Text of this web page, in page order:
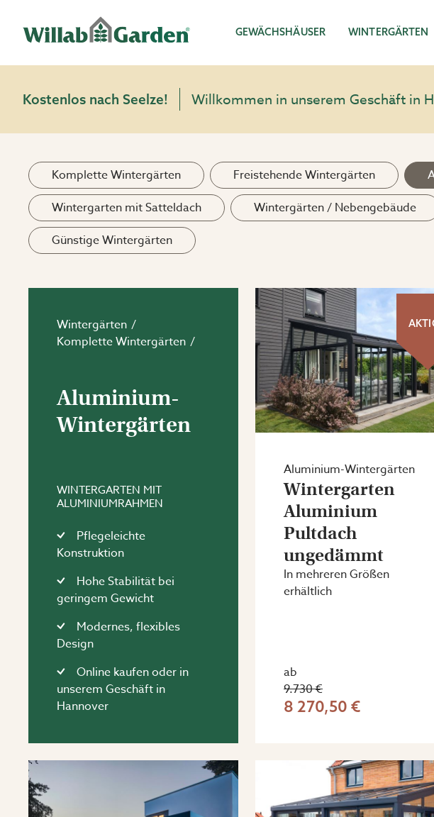
GEWÄCHSHÄUSER WINTERGÄRTEN
Kostenlos nach Seelze! Willkommen in unserem Geschäft in
Komplette Wintergärten Freistehende Wintergärten
Wintergarten mit Satteldach
Wintergärten / Nebengebäude
Günstige Wintergärten
Wintergärten
Komplette Wintergärten
Aluminium-
Wintergärten
WINTERGARTEN MIT
ALUMINIUMRAHMEN
Pflegeleichte
Konstruktion
Hohe Stabilität bei
geringem Gewicht
Modernes, flexibles
Design
Online kaufen oder in
unserem Geschäft in
Hannover
Aluminium-Wintergärten
Wintergarten
Aluminium
Pultdach
ungedämmt
In mehreren Größen
erhältlich
ab
9.730 €
8 270,50 €